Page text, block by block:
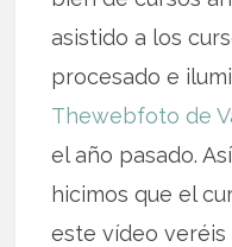
asistido a los
procesado e
Thewebfoto de
el año pasado.
hicimos que el
este vídeo veréis